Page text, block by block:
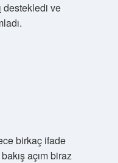
destekledi ve
birkaç ifade
açım biraz